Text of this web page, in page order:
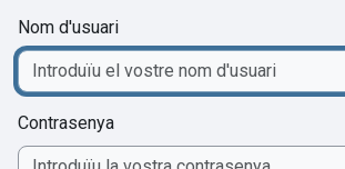
Nom d'usuari
Contrasenya